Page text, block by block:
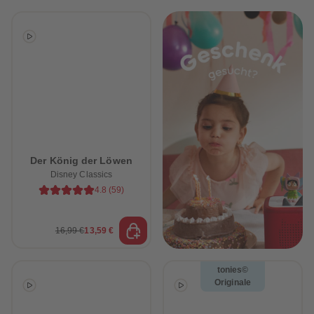
Der König der Löwen
Disney Classics
4.8 (59)
16,99 €13,59 €
tonies©
Originale